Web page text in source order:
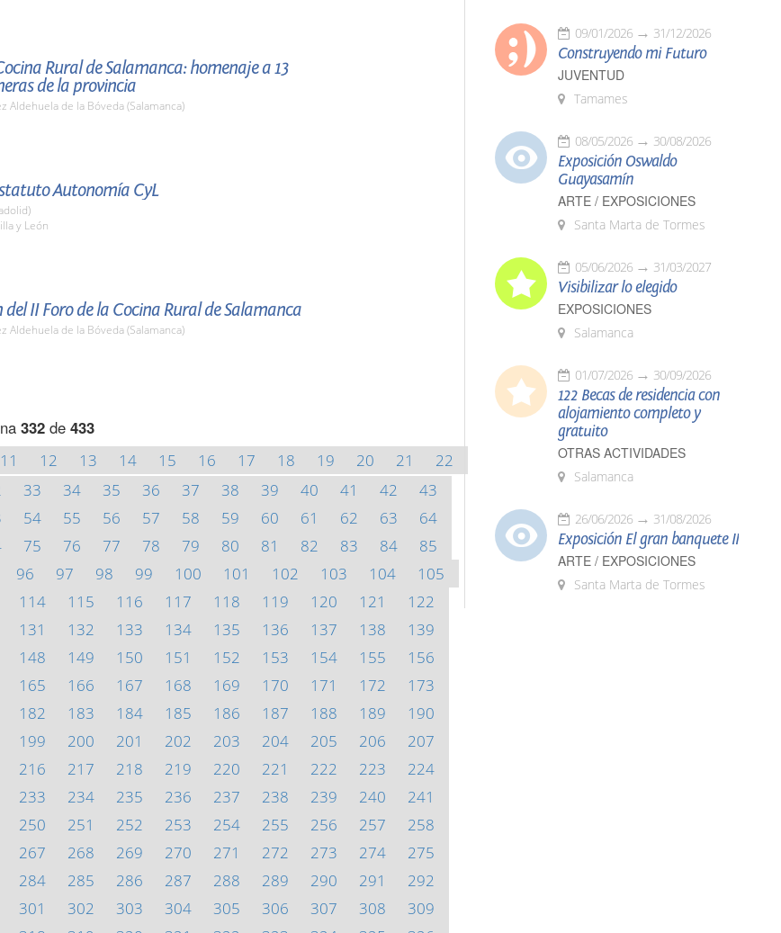
Rural de Salamanca: homenaje a 13
de la provincia
Aldehuela de la Bóveda (Salamanca)
Autonomía CyL
y León
II Foro de la Cocina Rural de Salamanca
Aldehuela de la Bóveda (Salamanca)
332de 433
11 12 13 14 15 16 17 18 19 20 21
22
33 34 35 36 37 38 39 40 41 42
43
54 55 56 57 58 59 60 61 62 63
64
75 76 77 78 79 80 81 82 83 84
85
96 97 98 99 100 101 102 103 104
105
114 115 116 117 118 119 120 121
122
131 132 133 134 135 136 137 138
139
148 149 150 151 152 153 154 155
156
165 166 167 168 169 170 171 172
173
182 183 184 185 186 187 188 189
190
199 200 201 202 203 204 205 206
207
216 217 218 219 220 221 222 223
224
233 234 235 236 237 238 239 240
241
250 251 252 253 254 255 256 257
258
267 268 269 270 271 272 273 274
275
284 285 286 287 288 289 290 291
292
301 302 303 304 305 306 307 308
309
09/01/2026 31/12/2026
Construyendo mi Futuro
JUVENTUD
Tamames
08/05/2026 30/08/2026
Exposición Oswaldo
Guayasamín
ARTE / EXPOSICIONES
Santa Marta de Tormes
05/06/2026 31/03/2027
Visibilizar lo elegido
EXPOSICIONES
Salamanca
01/07/2026 30/09/2026
122 Becas de residencia con
alojamiento completo y
gratuito
OTRAS ACTIVIDADES
Salamanca
26/06/2026 31/08/2026
Exposición El gran banquete II
ARTE / EXPOSICIONES
Santa Marta de Tormes